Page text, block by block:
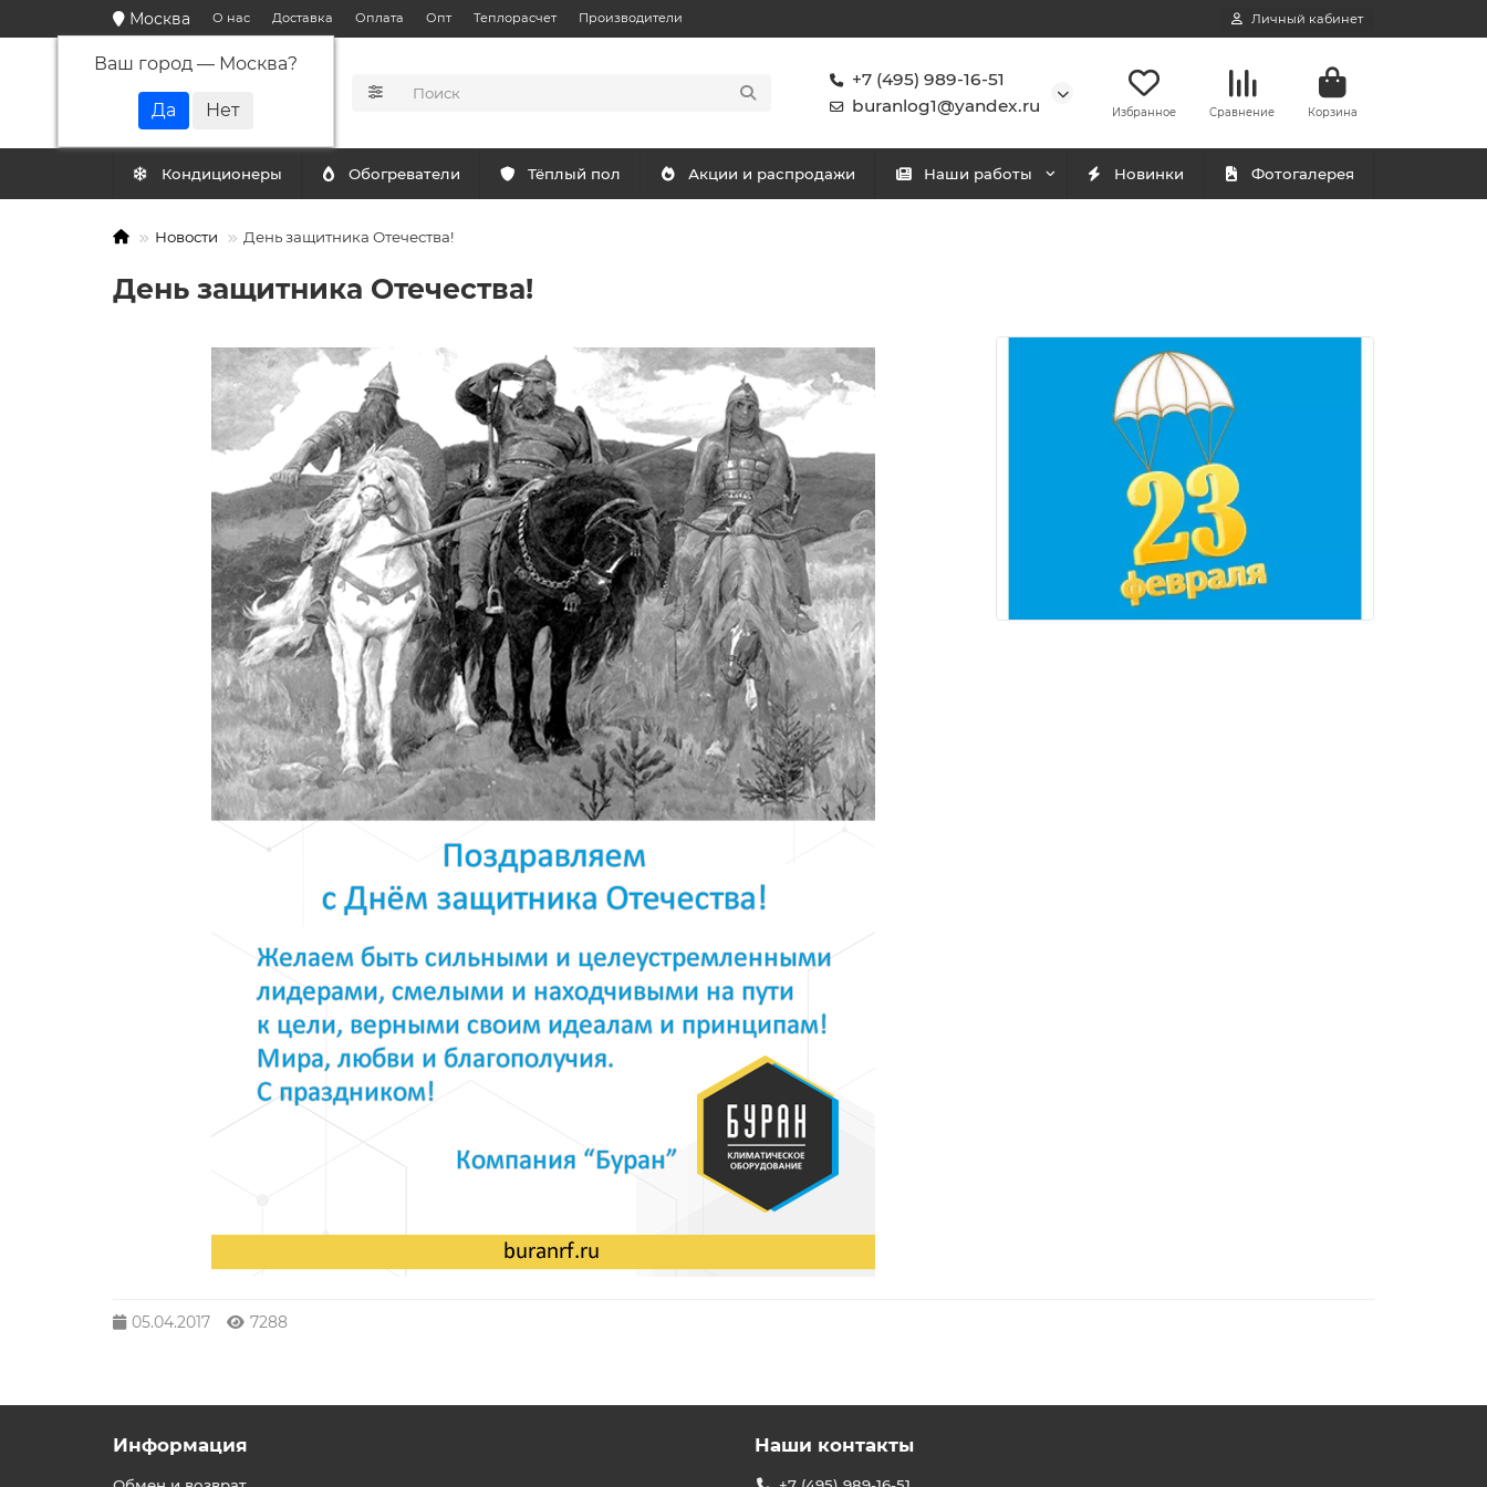
Москва
Ваш город — Москва?
О нас Доставка Оплата Опт Теплорасчет Производители Личный кабинет
+7 (495) 989-16-51
buranlog1@yandex.ru
Избранное Сравнение Корзина
Кондиционеры Обогреватели Тёплый пол Акции и распродажи Наши работы Новинки Фотогалерея
Новости День защитника Отечества!
День защитника Отечества!
05.04.2017 7288
Информация Наши контакты